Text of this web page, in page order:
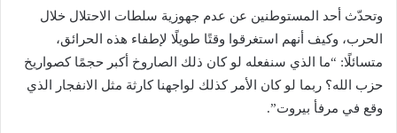
وتحدّث أحد المستوطنين عن عدم جهوزية سلطات الاحتلال خلال
الحرب، وكيف أنهم استغرقوا وقتًا طويلًا لإطفاء هذه الحرائق،
متسائلًا: “ما الذي سنفعله لو كان ذلك الصاروخ أكبر حجمًا كصواريخ
حزب الله؟ ربما لو كان الأمر كذلك لواجهنا كارثة مثل الانفجار الذي
وقع في مرفأ بيروت”.